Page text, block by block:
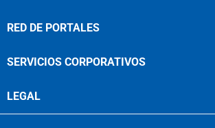
RED DE PORTALES
SERVICIOS CORPORATIVOS
LEGAL